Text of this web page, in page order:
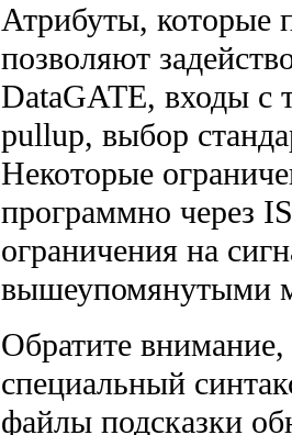
Атрибуты, которые
позволяют
DataGATE, входы с
pullup, выбор
Некоторые
программно через
ограничения на
вышеупомянутыми
Обратите
специальный
файлы подсказки